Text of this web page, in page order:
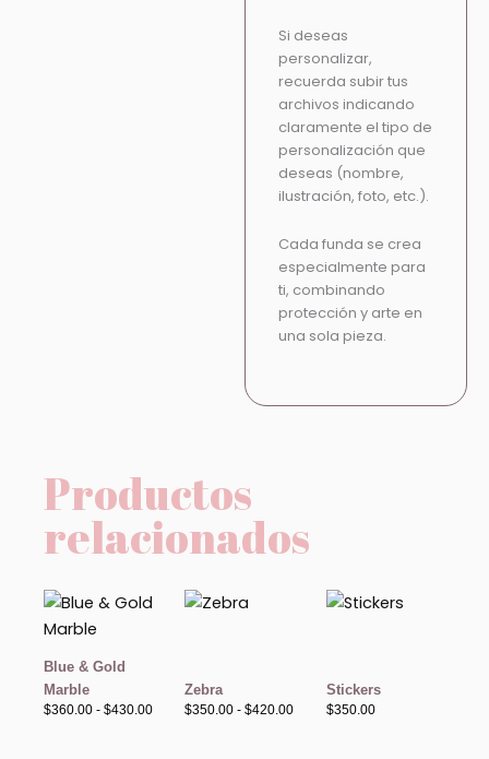
Si deseas
personalizar,
recuerda subir tus
archivos indicando
claramente el tipo de
personalización que
deseas (nombre,
ilustración, foto, etc.).
Cada funda se crea
especialmente para
ti, combinando
protección y arte en
una sola pieza.
Productos
relacionados
Blue & Gold
Marble
$360.00 - $430.00
Rango
$430.00Zebra
$350.00 - $420.00
Rango
$420.00Stickers
$350.00